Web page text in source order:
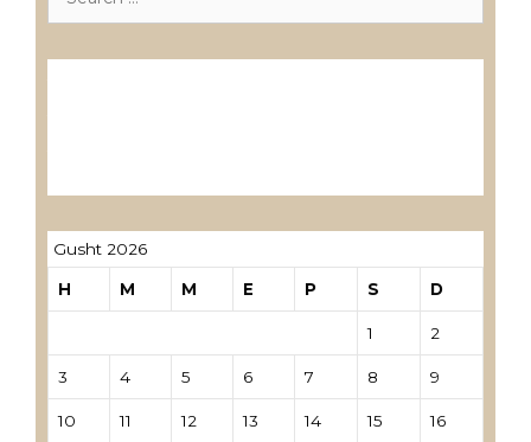
Gusht 2026
H M M E P S D
1 2
3 4 5 6 7 8 9
10 11 12 13 14 15 16